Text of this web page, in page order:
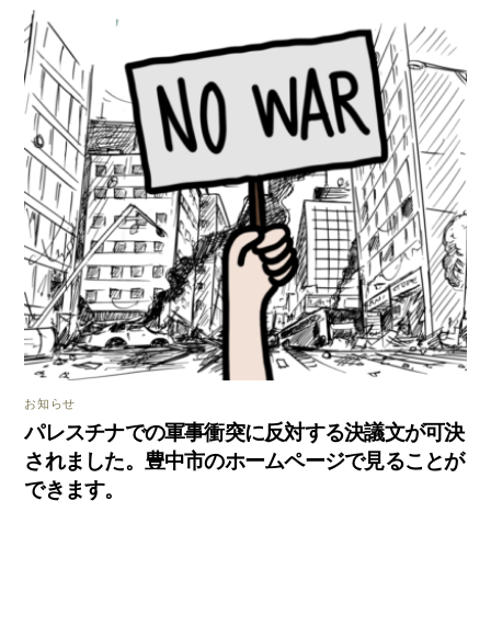
お知らせ
パレスチナでの軍事衝突に反対する決議文が可決
されました。豊中市のホームページで見ることが
できます。